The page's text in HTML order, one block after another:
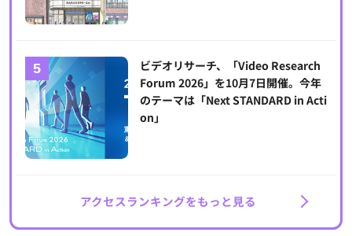
ビデオリサーチ、「Video Research
Forum 2026」を10月7日開催。今年
のテーマは「Next STANDARD in Acti
on」
アクセスランキングをもっと見る